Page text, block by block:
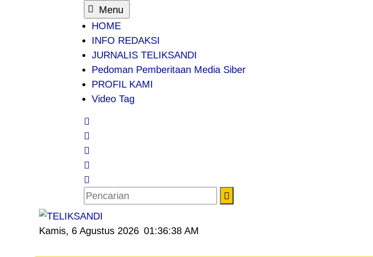
Menu
HOME
INFO REDAKSI
JURNALIS TELIKSANDI
Pedoman Pemberitaan Media Siber
PROFIL KAMI
Video Tag
Kamis, 6 Agustus 2026 01:36:39 AM